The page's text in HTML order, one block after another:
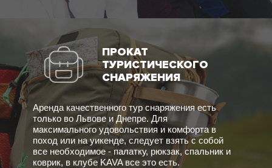
ПРОКАТ
ТУРИСТИЧЕСКОГО
СНАРЯЖЕНИЯ
Аренда качественного тур снаряжения есть
только во Львове и Днепре. Для
максимального удовольствия и комфорта в
поход или на уикенде, следует взять с собой
все необходимое - палатку, рюкзак, спальник и
коврик, в клубе KAVA все это есть.